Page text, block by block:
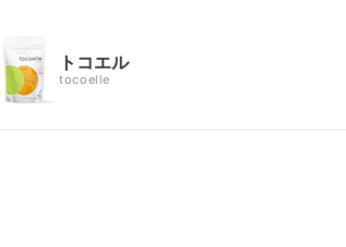
トコエル
tocoelle